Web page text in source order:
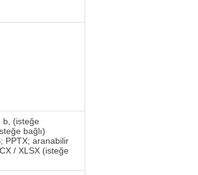
b, (isteğe
bağlı)
PPTX; aranabilir
/ XLSX (isteğe